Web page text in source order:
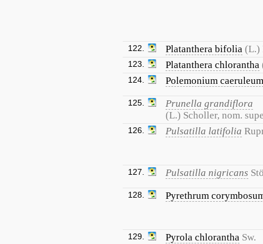
122. Platanthera bifolia (L.)
123. Platanthera chlorantha
124. Polemonium caeruleum
125.
Prunella grandiflora
(L.) Scholler, nom.
126. Pulsatilla latifolia
127. Pulsatilla nigricans
128. Pyrethrum
129. Pyrola chlorantha Sw.